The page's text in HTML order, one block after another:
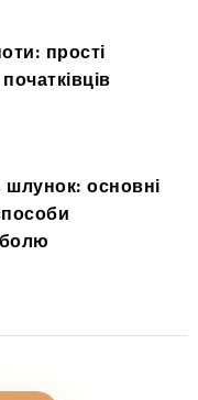
прості
основні